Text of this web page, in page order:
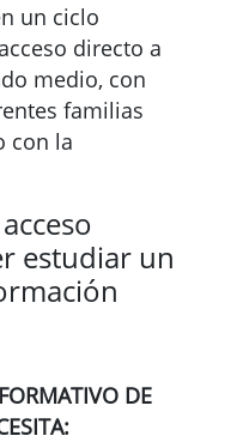
un ciclo
directo a
medio, con
familias
con la
estudiar un
DE